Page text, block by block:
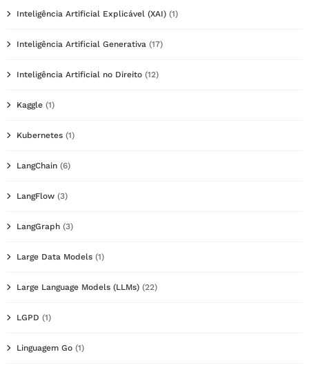
Inteligência Artificial Explicável (XAI) (1)
Inteligência Artificial Generativa (17)
Inteligência Artificial no Direito (12)
Kaggle (1)
Kubernetes (1)
LangChain (6)
LangFlow (3)
LangGraph (3)
Large Data Models (1)
Large Language Models (LLMs) (22)
LGPD (1)
Linguagem Go (1)